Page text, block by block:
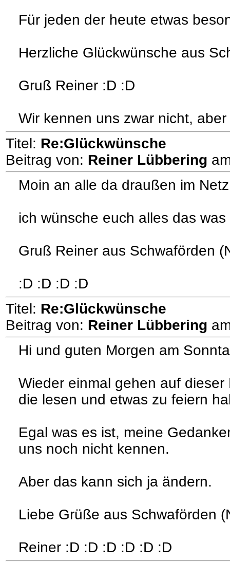
Für jeden der heute etwas
Herzliche Glückwünsche aus
Gruß Reiner :D :D
Wir kennen uns zwar nicht,
Titel: Re:Glückwünsche
Beitrag von: Reiner Lübbering
Moin an alle da draußen im
ich wünsche euch alles das
Gruß Reiner aus Schwaförden
:D :D :D :D
Titel: Re:Glückwünsche
Beitrag von: Reiner Lübbering
Hi und guten Morgen am
Wieder einmal gehen auf
die lesen und etwas zu feiern
Egal was es ist, meine
uns noch nicht kennen.
Aber das kann sich ja ändern.
Liebe Grüße aus Schwaförden
Reiner :D :D :D :D :D :D